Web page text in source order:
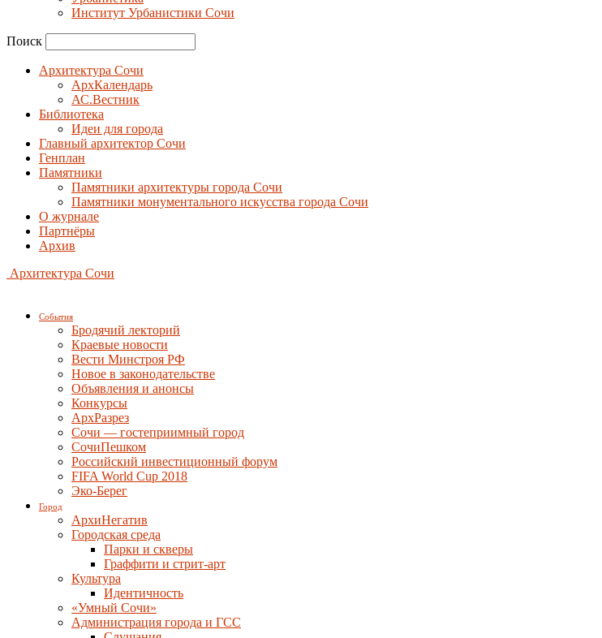
Институт Урбанистики Сочи
Поиск
Архитектура Сочи
АрхКалендарь
АС.Вестник
Библиотека
Идеи для города
Главный архитектор Сочи
Генплан
Памятники
Памятники архитектуры города Сочи
Памятники монументального искусства города Сочи
О журнале
Партнёры
Архив
Архитектура Сочи
События
Бродячий лекторий
Краевые новости
Вести Минстроя РФ
Новое в законодательстве
Объявления и анонсы
Конкурсы
АрхРазрез
Сочи — гостеприимный город
СочиПешком
Российский инвестиционный форум
FIFA World Cup 2018
Эко-Берег
Город
АрхиНегатив
Городская среда
Парки и скверы
Граффити и стрит-арт
Культура
Идентичность
«Умный Сочи»
Администрация города и ГСС